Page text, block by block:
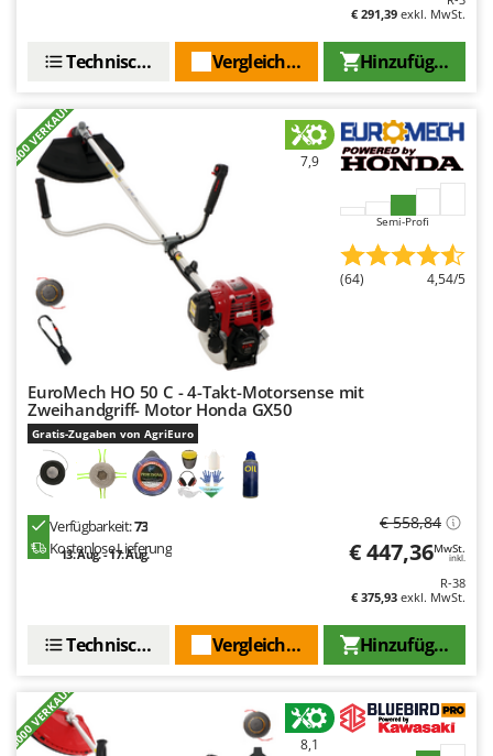
€ 291,39 exkl. MwSt.
Hinzufügen
Vergleichen Sie
Technische Daten
+400 VERKAUFT 7,9
Semi-Profi
(64) 4,54/5
EuroMech HO 50 C - 4-Takt-Motorsense mit
Zweihandgriff- Motor Honda GX50
Gratis-Zugaben von AgriEuro
Verfügbarkeit:73
Kostenlose Lieferung
13. Aug. - 17. Aug.
€ 558,84
€ 447,36MwSt.
inkl.
R-38
€ 375,93 exkl. MwSt.
Hinzufügen
Vergleichen Sie
Technische Daten
+3000 VERKAUFT 8,1